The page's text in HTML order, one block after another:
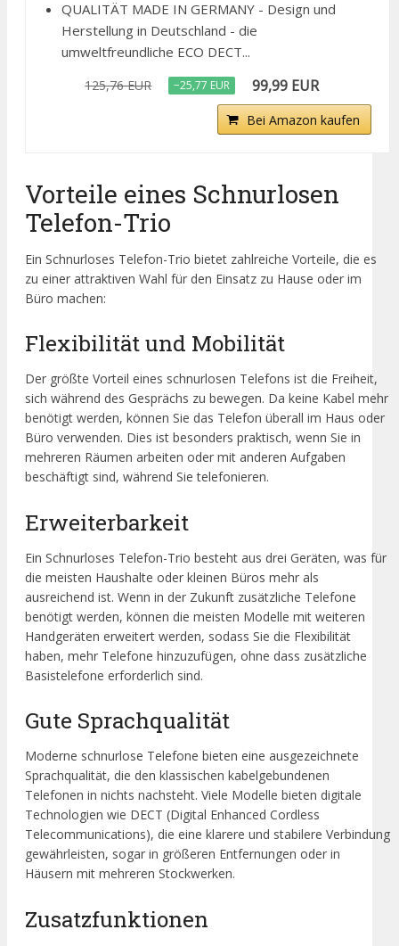
QUALITÄT MADE IN GERMANY - Design und
Herstellung in Deutschland - die
umweltfreundliche ECO DECT...
125,76 EUR −25,77 EUR 99,99 EUR
Bei Amazon kaufen
Vorteile eines Schnurlosen
Telefon-Trio
Ein Schnurloses Telefon-Trio bietet zahlreiche Vorteile, die es
zu einer attraktiven Wahl für den Einsatz zu Hause oder im
Büro machen:
Flexibilität und Mobilität
Der größte Vorteil eines schnurlosen Telefons ist die Freiheit,
sich während des Gesprächs zu bewegen. Da keine Kabel mehr
benötigt werden, können Sie das Telefon überall im Haus oder
Büro verwenden. Dies ist besonders praktisch, wenn Sie in
mehreren Räumen arbeiten oder mit anderen Aufgaben
beschäftigt sind, während Sie telefonieren.
Erweiterbarkeit
Ein Schnurloses Telefon-Trio besteht aus drei Geräten, was für
die meisten Haushalte oder kleinen Büros mehr als
ausreichend ist. Wenn in der Zukunft zusätzliche Telefone
benötigt werden, können die meisten Modelle mit weiteren
Handgeräten erweitert werden, sodass Sie die Flexibilität
haben, mehr Telefone hinzuzufügen, ohne dass zusätzliche
Basistelefone erforderlich sind.
Gute Sprachqualität
Moderne schnurlose Telefone bieten eine ausgezeichnete
Sprachqualität, die den klassischen kabelgebundenen
Telefonen in nichts nachsteht. Viele Modelle bieten digitale
Technologien wie DECT (Digital Enhanced Cordless
Telecommunications), die eine klarere und stabilere Verbindung
gewährleisten, sogar in größeren Entfernungen oder in
Häusern mit mehreren Stockwerken.
Zusatzfunktionen